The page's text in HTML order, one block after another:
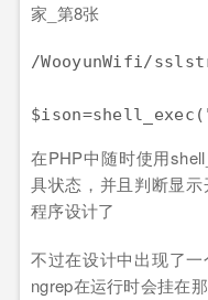
/WooyunWifi/
在PHP中随时使用
具状态，并且判断显
程序设计了
不过在设计中出现了
ngrep在运行时会挂在